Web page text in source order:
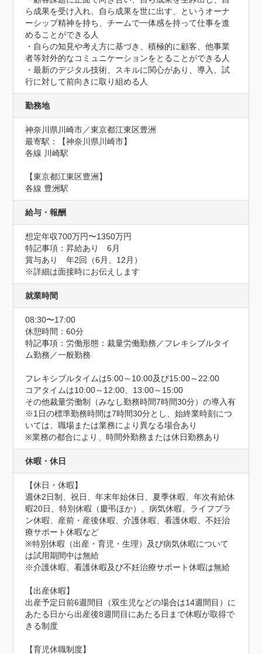
ら成果を受け入れ、自ら成果を世に出す、というオーナ
ーシップ精神を持ち、チームで一体感を持って仕事を進
めることができる人
・自らの知見や考え方に基づき、積極的に顧客、他事業
者等対外的なコミュニケーションをとることができる人
・最新のデジタル技術、スキルに関心があり、導入、試
行に対して前向きに取り組める人
勤務地
神奈川県川崎市／東京都江東区豊洲
最寄駅：【神奈川県川崎市】
各線 川崎駅
【東京都江東区豊洲】
各線 豊洲駅
給与・報酬
想定年収700万円〜1350万円
特記事項：昇給あり　6月
賞与あり　年2回（6月、12月）
※詳細は面接時にお伝えします
就業時間
08:30〜17:00
休憩時間：60分
特記事項：労働形態：裁量労働勤務／フレキシブルタイ
ム勤務／一般勤務
フレキシブルタイムは5:00～10:00及び15:00～22:00
コアタイムは10:00～12:00、13:00～15:00
その他裁量労働制（みなし勤務時間7時間30分）の導入有
※1日の標準勤務時間は7時間30分とし、始終業時刻につ
いては、職場または業務により異なる場合あり
※業務の都合により、時間外勤務または休日勤務あり
休暇・休日
【休日・休暇】
週休2日制、祝日、年末年始休日、夏季休暇、年次有給休
暇20日、特別休暇（慶弔ほか）、病気休暇、ライフプラ
ン休暇、産前・産後休暇、介護休暇、看護休暇、不妊治
療サポート休暇など
※特別休暇（出産・育児・生理）及び病気休暇について
は試用期間中は無給
※介護休暇、看護休暇及び不妊治療サポート休暇は無給
【出産休暇】
出産予定日前6週間目（双生児などの場合は14週間目）に
あたる日から出産後8週間目にあたる日まで休暇が取得で
きる制度
【育児休職制度】